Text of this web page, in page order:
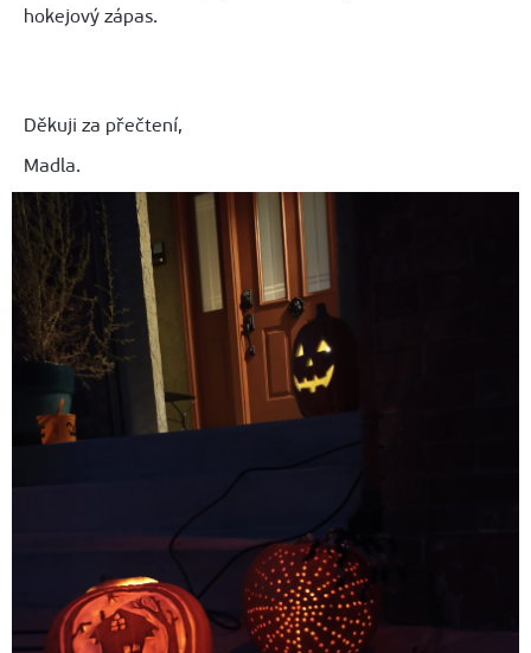
hokejový zápas.
Děkuji za přečtení,
Madla.